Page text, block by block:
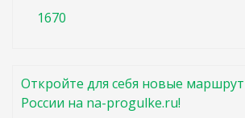
1670
Откройте для себя новые
России на na-progulke.ru!